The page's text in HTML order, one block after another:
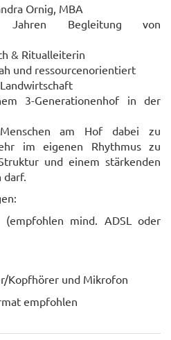
Ornig, MBA
Begleitung von
& Ritualleiterin
und ressourcenorientiert
3-Generationenhof in der
am Hof dabei zu
im eigenen Rhythmus zu
und einem stärkenden
darf.
(empfohlen mind. ADSL oder
Kopfhörer und Mikrofon
empfohlen